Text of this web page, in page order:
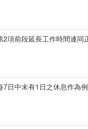
2項前段延長工作時間連
7日中未有1日之休息作為